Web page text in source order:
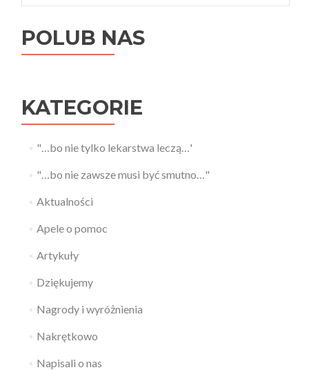
POLUB NAS
KATEGORIE
"…bo nie tylko lekarstwa leczą…'
"…bo nie zawsze musi być smutno…"
Aktualności
Apele o pomoc
Artykuły
Dziękujemy
Nagrody i wyróżnienia
Nakrętkowo
Napisali o nas